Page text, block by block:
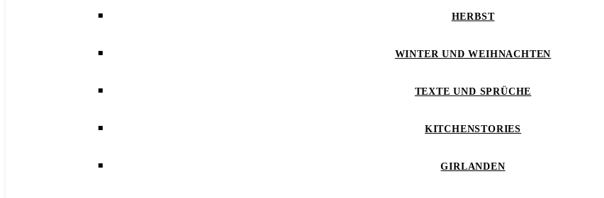
HERBST
WINTER UND WEIHNACHTEN
TEXTE UND SPRÜCHE
KITCHENSTORIES
GIRLANDEN